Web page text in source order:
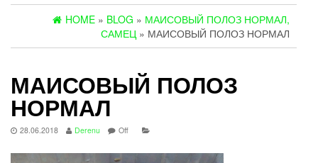
HOME » BLOG » МАИСОВЫЙ ПОЛОЗ НОРМАЛ,
САМЕЦ » МАИСОВЫЙ ПОЛОЗ НОРМАЛ
МАИСОВЫЙ ПОЛОЗ
НОРМАЛ
28.06.2018 Derenu Off